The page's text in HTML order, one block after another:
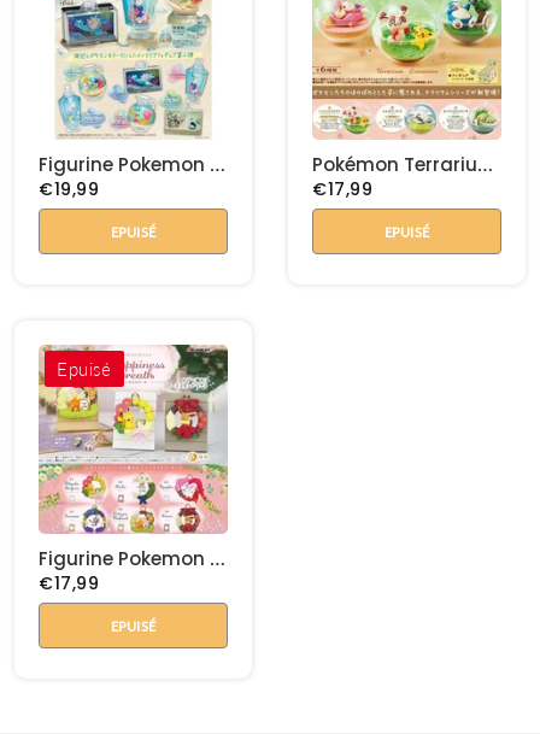
Figurine Pokemon Collection Aqua Bottle collection 2
€19,99
EPUISÉ
Pokémon Terrarium Collection - Happy Ordinally Days
€17,99
EPUISÉ
Epuisé
Figurine Pokemon Happiness Wreath Collection
€17,99
EPUISÉ